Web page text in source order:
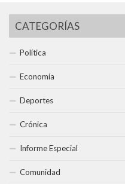
CATEGORÍAS
Política
Economía
Deportes
Crónica
Informe Especial
Comunidad